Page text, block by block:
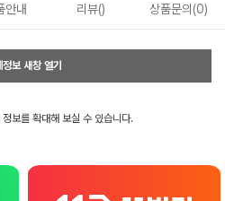
안내 리뷰() 상품문의(0)
정보 새창 열기
정보를 확대해 보실 수 있습니다.